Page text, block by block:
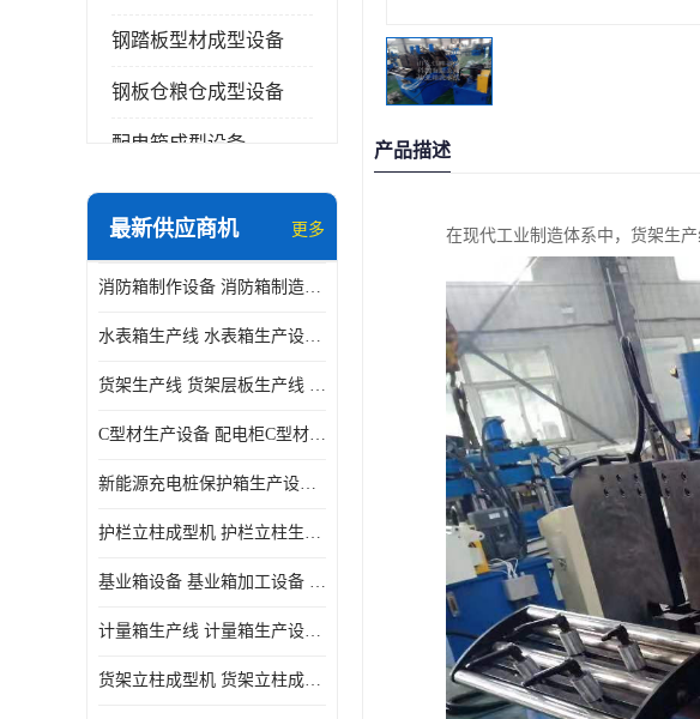
钢踏板型材成型设备
钢板仓粮仓成型设备
配电箱成型设备
其他
最新供应商机 更多
消防箱制作设备 消防箱制造需要哪些设备
水表箱生产线 水表箱生产设备 加工水表箱需要的设备
货架生产线 货架层板生产线 货架立柱生产线
C型材生产设备 配电柜C型材成型设备 配电柜型材生产线
新能源充电桩保护箱生产设备 充电保护箱生产线
护栏立柱成型机 护栏立柱生产设备 护栏立柱生产线
基业箱设备 基业箱加工设备 基业箱制作设备
计量箱生产线 计量箱生产设备 电网计量箱加工设备
货架立柱成型机 货架立柱成型设备 货架立柱生产设备
产品描述
在现代工业制造体系中，货架生